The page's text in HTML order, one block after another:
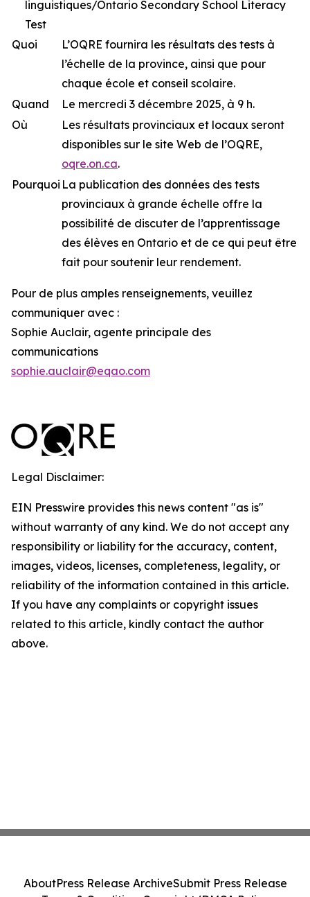
linguistiques/Ontario Secondary School Literacy
Test
Quoi
L’OQRE fournira les résultats des tests à
l’échelle de la province, ainsi que pour
chaque école et conseil scolaire.
Quand
Le mercredi 3 décembre 2025, à 9 h.
Où
Les résultats provinciaux et locaux seront
disponibles sur le site Web de l’OQRE,
oqre.on.ca.
Pourquoi La publication des données des tests
provinciaux à grande échelle offre la
possibilité de discuter de l’apprentissage
des élèves en Ontario et de ce qui peut être
fait pour soutenir leur rendement.
Pour de plus amples renseignements, veuillez
communiquer avec :
Sophie Auclair, agente principale des
communications
sophie.auclair@eqao.com
Legal Disclaimer:
EIN Presswire provides this news content "as is"
without warranty of any kind. We do not accept any
responsibility or liability for the accuracy, content,
images, videos, licenses, completeness, legality, or
reliability of the information contained in this article.
If you have any complaints or copyright issues
related to this article, kindly contact the author
above.
AboutPress Release ArchiveSubmit Press Release